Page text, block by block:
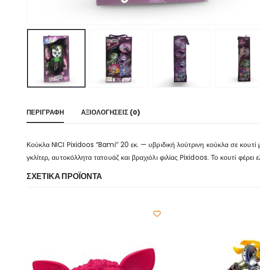
ΠΕΡΙΓΡΑΦΉ ΑΞΙΟΛΟΓΉΣΕΙΣ (0)
Κούκλα NICI Pixidoos “Bami” 20 εκ. — υβριδική λούτρινη κούκλα σε
γκλίτερ, αυτοκόλλητα τατουάζ και βραχιόλι φιλίας Pixidoos. Το κουτί φέρει
ΣΧΕΤΙΚΆ ΠΡΟΪΌΝΤΑ